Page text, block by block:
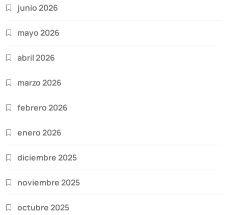
junio 2026
mayo 2026
abril 2026
marzo 2026
febrero 2026
enero 2026
diciembre 2025
noviembre 2025
octubre 2025